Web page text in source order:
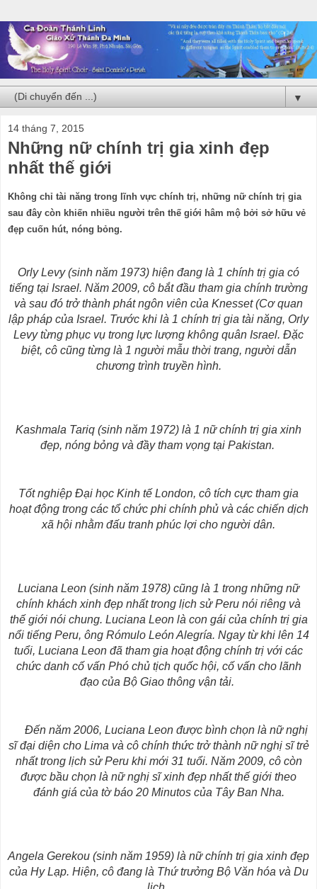
▼
14 tháng 7, 2015
Những nữ chính trị gia xinh đẹp
nhất thế giới
Không chỉ tài năng trong lĩnh vực chính trị, những nữ chính trị gia
sau đây còn khiến nhiều người trên thế giới hâm mộ bởi sở hữu vẻ
đẹp cuốn hút, nóng bỏng.
Orly Levy (sinh năm 1973) hiện đang là 1 chính trị gia có
tiếng tại Israel. Năm 2009, cô bắt đầu tham gia chính trường
và sau đó trở thành phát ngôn viên của Knesset (Cơ quan
lập pháp của Israel. Trước khi là 1 chính trị gia tài năng, Orly
Levy từng phục vụ trong lực lượng không quân Israel. Đặc
biệt, cô cũng từng là 1 người mẫu thời trang, người dẫn
chương trình truyền hình.
Kashmala Tariq (sinh năm 1972) là 1 nữ chính trị gia xinh
đẹp, nóng bỏng và đầy tham vọng tại Pakistan.
Tốt nghiệp Đại học Kinh tế London, cô tích cực tham gia
hoạt động trong các tổ chức phi chính phủ và các chiến dịch
xã hội nhằm đấu tranh phúc lợi cho người dân.
Luciana Leon (sinh năm 1978) cũng là 1 trong những nữ
chính khách xinh đẹp nhất trong lịch sử Peru nói riêng và
thế giới nói chung. Luciana Leon là con gái của chính trị gia
nổi tiếng Peru, ông Rómulo León Alegría. Ngay từ khi lên 14
tuổi, Luciana Leon đã tham gia hoạt động chính trị với các
chức danh cố vấn Phó chủ tịch quốc hội, cố vấn cho lãnh
đạo của Bộ Giao thông vận tải.
Đến năm 2006, Luciana Leon được bình chọn là nữ nghị
sĩ đại diện cho Lima và cô chính thức trở thành nữ nghị sĩ trẻ
nhất trong lịch sử Peru khi mới 31 tuổi. Năm 2009, cô còn
được bầu chọn là nữ nghị sĩ xinh đẹp nhất thế giới theo
đánh giá của tờ báo 20 Minutos của Tây Ban Nha.
Angela Gerekou (sinh năm 1959) là nữ chính trị gia xinh đẹp
của Hy Lạp. Hiện, cô đang là Thứ trưởng Bộ Văn hóa và Du